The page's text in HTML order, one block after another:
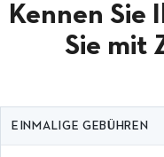
Kennen Sie
Sie mit
EINMALIGE GEBÜHREN